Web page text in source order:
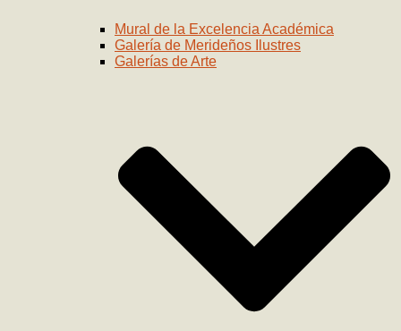
Mural de la Excelencia Académica
Galería de Merideños Ilustres
Galerías de Arte